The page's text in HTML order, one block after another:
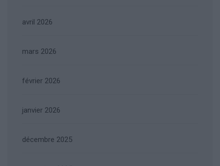
avril 2026
mars 2026
février 2026
janvier 2026
décembre 2025